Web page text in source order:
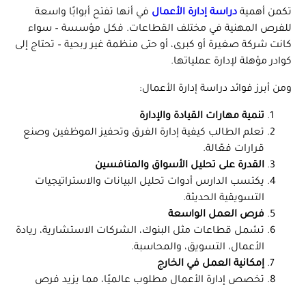
تكمن أهمية دراسة إدارة الأعمال في أنها تفتح أبوابًا واسعة
للفرص المهنية في مختلف القطاعات. فكل مؤسسة – سواء
كانت شركة صغيرة أو كبرى، أو حتى منظمة غير ربحية – تحتاج إلى
كوادر مؤهلة لإدارة عملياتها.
ومن أبرز فوائد دراسة إدارة الأعمال:
تنمية مهارات القيادة والإدارة
تعلم الطالب كيفية إدارة الفرق وتحفيز الموظفين وصنع
قرارات فعّالة.
القدرة على تحليل الأسواق والمنافسين
يكتسب الدارس أدوات تحليل البيانات والاستراتيجيات
التسويقية الحديثة.
فرص العمل الواسعة
تشمل قطاعات مثل البنوك، الشركات الاستشارية، ريادة
الأعمال، التسويق، والمحاسبة.
إمكانية العمل في الخارج
تخصص إدارة الأعمال مطلوب عالميًا، مما يزيد فرص